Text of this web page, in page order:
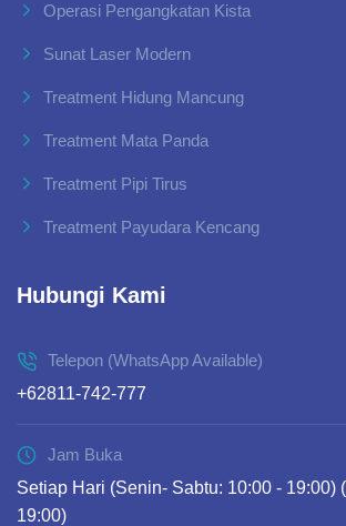
Operasi Pengangkatan Kista
Sunat Laser Modern
Treatment Hidung Mancung
Treatment Mata Panda
Treatment Pipi Tirus
Treatment Payudara Kencang
Hubungi Kami
Telepon (WhatsApp Available)
+62811-742-777
Jam Buka
Setiap Hari (Senin- Sabtu: 10:00 - 19:00)
19:00)